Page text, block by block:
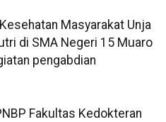
Masyarakat Unja
di SMA Negeri 15 Muaro
pengabdian
Fakultas Kedokteran